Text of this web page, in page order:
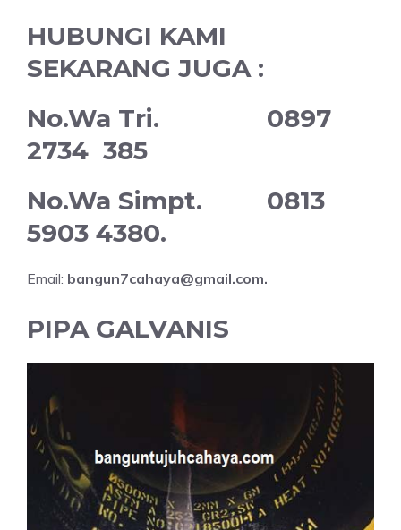
HUBUNGI KAMI
SEKARANG JUGA :
No.Wa Tri. 0897
2734 385
No.Wa Simpt. 0813
5903 4380.
Email: bangun7cahaya@gmail.com.
PIPA GALVANIS